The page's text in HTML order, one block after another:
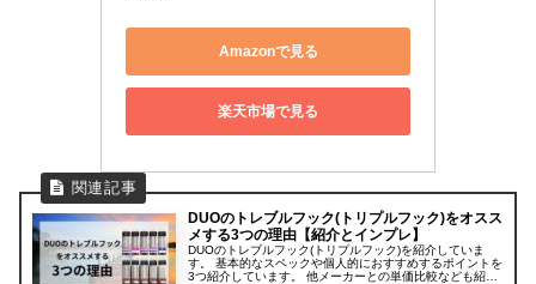
Amazonで見る
楽天市場で見る
DUOのトレブルフック(トリプルフック)をオスス
メする3つの理由【紹介とインプレ】
DUOのトレブルフック(トリプルフック)を紹介していま
す。 基本的なスペックや個人的におすすめするポイントを
3つ紹介しています。 他メーカーとの単価比較なども紹介